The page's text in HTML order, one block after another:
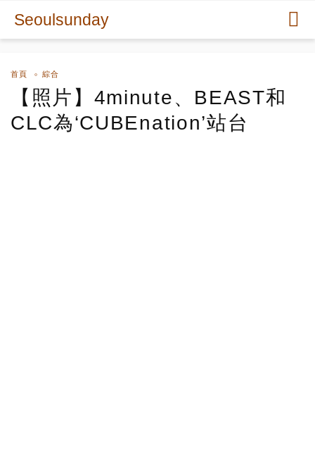
Seoulsunday
首頁 綜合
【照片】4minute、BEAST和
CLC為‘CUBEnation’站台